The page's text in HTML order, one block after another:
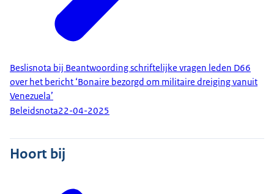
Beslisnota bij Beantwoording schriftelijke vragen leden D66
over het bericht ‘Bonaire bezorgd om militaire dreiging vanuit
Venezuela’
Beleidsnota22-04-2025
Hoort bij